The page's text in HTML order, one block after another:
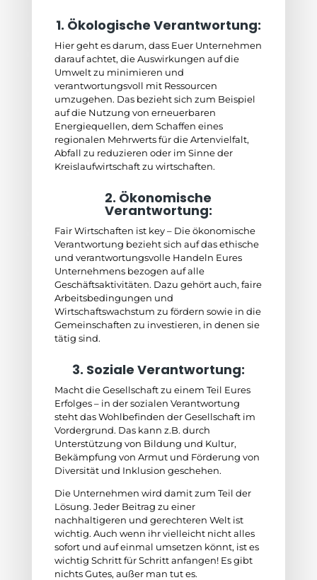
1. Ökologische Verantwortung:
Hier geht es darum, dass Euer Unternehmen
darauf achtet, die Auswirkungen auf die
Umwelt zu minimieren und
verantwortungsvoll mit Ressourcen
umzugehen. Das bezieht sich zum Beispiel
auf die Nutzung von erneuerbaren
Energiequellen, dem Schaffen eines
regionalen Mehrwerts für die Artenvielfalt,
Abfall zu reduzieren oder im Sinne der
Kreislaufwirtschaft zu wirtschaften.
2. Ökonomische
Verantwortung:
Fair Wirtschaften ist key – Die ökonomische
Verantwortung bezieht sich auf das ethische
und verantwortungsvolle Handeln Eures
Unternehmens bezogen auf alle
Geschäftsaktivitäten. Dazu gehört auch, faire
Arbeitsbedingungen und
Wirtschaftswachstum zu fördern sowie in die
Gemeinschaften zu investieren, in denen sie
tätig sind.
3. Soziale Verantwortung:
Macht die Gesellschaft zu einem Teil Eures
Erfolges – in der sozialen Verantwortung
steht das Wohlbefinden der Gesellschaft im
Vordergrund. Das kann z.B. durch
Unterstützung von Bildung und Kultur,
Bekämpfung von Armut und Förderung von
Diversität und Inklusion geschehen.
Die Unternehmen wird damit zum Teil der
Lösung. Jeder Beitrag zu einer
nachhaltigeren und gerechteren Welt ist
wichtig. Auch wenn ihr vielleicht nicht alles
sofort und auf einmal umsetzen könnt, ist es
wichtig Schritt für Schritt anfangen! Es gibt
nichts Gutes, außer man tut es.